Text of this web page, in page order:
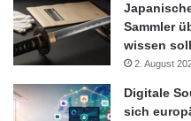
Sammler
wissen
2. August
Digitale
sich